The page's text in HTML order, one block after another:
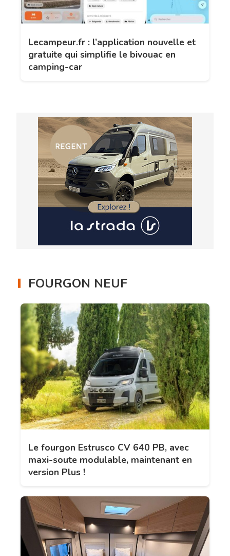
Lecampeur.fr : l’application nouvelle et
gratuite qui simplifie le bivouac en
camping-car
FOURGON NEUF
Le fourgon Estrusco CV 640 PB, avec
maxi-soute modulable, maintenant en
version Plus !